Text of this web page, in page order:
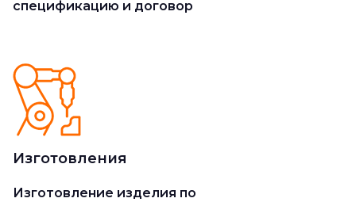
спецификацию и договор
Изготовления
Изготовление изделия по